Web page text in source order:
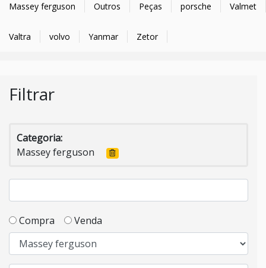
Massey ferguson Outros Peças porsche Valmet
Valtra volvo Yanmar Zetor
Filtrar
Categoria:
Massey ferguson
Compra Venda